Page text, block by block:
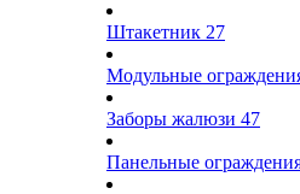
Штакетник 27
Модульные
Заборы жалюзи 47
Панельные